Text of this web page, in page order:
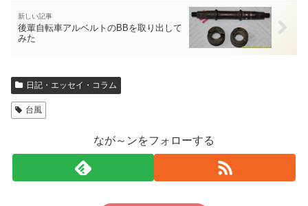
後輩自転車アルベルトのBBを取り出して
みた
日記・エッセイ・コラム
台風
なが～ンをフォローする